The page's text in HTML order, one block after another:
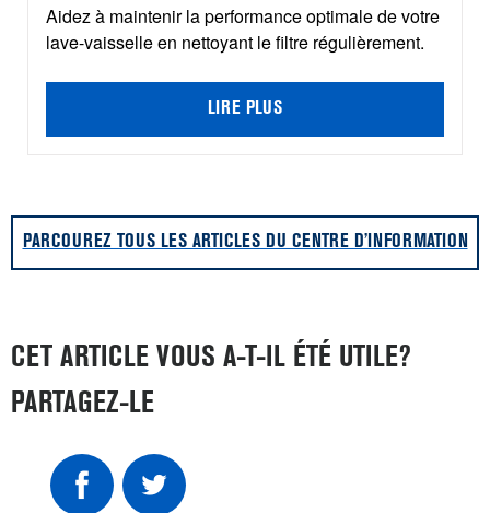
Aidez à maintenir la performance optimale de votre
lave-vaisselle en nettoyant le filtre régulièrement.
LIRE PLUS
PARCOUREZ TOUS LES ARTICLES DU CENTRE D’INFORMATION
CET ARTICLE VOUS A-T-IL ÉTÉ UTILE?
PARTAGEZ-LE